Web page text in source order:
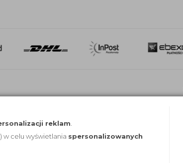
reklam
celu wyświetlania spersonalizowanych